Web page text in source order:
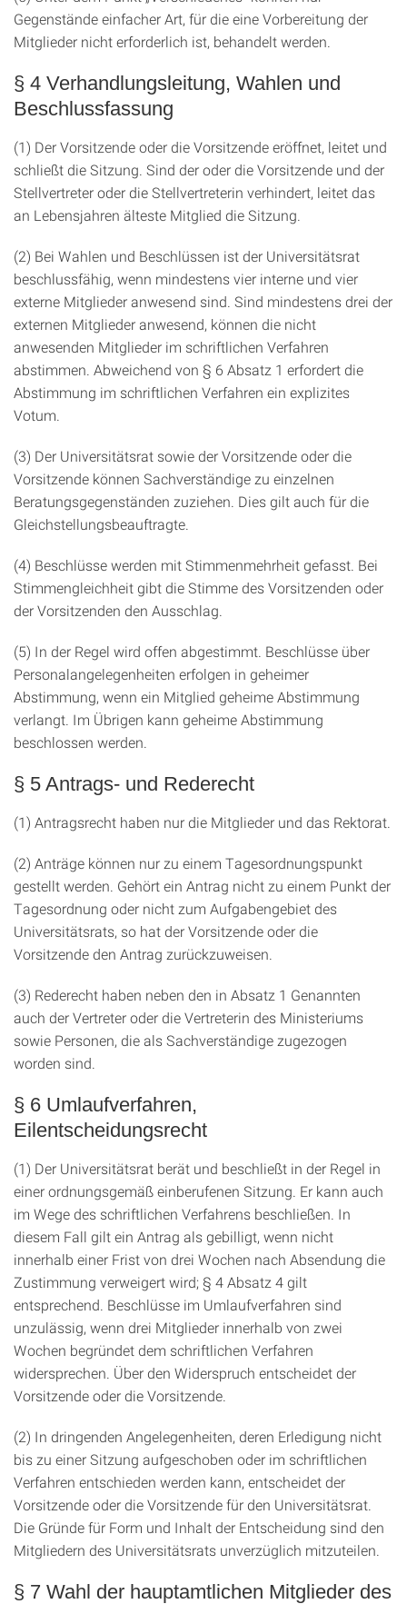
Gegenstände einfacher Art, für die eine Vorbereitung der
Mitglieder nicht erforderlich ist, behandelt werden.
§ 4 Verhandlungsleitung, Wahlen und
Beschlussfassung
(1) Der Vorsitzende oder die Vorsitzende eröffnet, leitet und
schließt die Sitzung. Sind der oder die Vorsitzende und der
Stellvertreter oder die Stellvertreterin verhindert, leitet das
an Lebensjahren älteste Mitglied die Sitzung.
(2) Bei Wahlen und Beschlüssen ist der Universitätsrat
beschlussfähig, wenn mindestens vier interne und vier
externe Mitglieder anwesend sind. Sind mindestens drei der
externen Mitglieder anwesend, können die nicht
anwesenden Mitglieder im schriftlichen Verfahren
abstimmen. Abweichend von § 6 Absatz 1 erfordert die
Abstimmung im schriftlichen Verfahren ein explizites
Votum.
(3) Der Universitätsrat sowie der Vorsitzende oder die
Vorsitzende können Sachverständige zu einzelnen
Beratungsgegenständen zuziehen. Dies gilt auch für die
Gleichstellungsbeauftragte.
(4) Beschlüsse werden mit Stimmenmehrheit gefasst. Bei
Stimmengleichheit gibt die Stimme des Vorsitzenden oder
der Vorsitzenden den Ausschlag.
(5) In der Regel wird offen abgestimmt. Beschlüsse über
Personalangelegenheiten erfolgen in geheimer
Abstimmung, wenn ein Mitglied geheime Abstimmung
verlangt. Im Übrigen kann geheime Abstimmung
beschlossen werden.
§ 5 Antrags- und Rederecht
(1) Antragsrecht haben nur die Mitglieder und das Rektorat.
(2) Anträge können nur zu einem Tagesordnungspunkt
gestellt werden. Gehört ein Antrag nicht zu einem Punkt der
Tagesordnung oder nicht zum Aufgabengebiet des
Universitätsrats, so hat der Vorsitzende oder die
Vorsitzende den Antrag zurückzuweisen.
(3) Rederecht haben neben den in Absatz 1 Genannten
auch der Vertreter oder die Vertreterin des Ministeriums
sowie Personen, die als Sachverständige zugezogen
worden sind.
§ 6 Umlaufverfahren,
Eilentscheidungsrecht
(1) Der Universitätsrat berät und beschließt in der Regel in
einer ordnungsgemäß einberufenen Sitzung. Er kann auch
im Wege des schriftlichen Verfahrens beschließen. In
diesem Fall gilt ein Antrag als gebilligt, wenn nicht
innerhalb einer Frist von drei Wochen nach Absendung die
Zustimmung verweigert wird; § 4 Absatz 4 gilt
entsprechend. Beschlüsse im Umlaufverfahren sind
unzulässig, wenn drei Mitglieder innerhalb von zwei
Wochen begründet dem schriftlichen Verfahren
widersprechen. Über den Widerspruch entscheidet der
Vorsitzende oder die Vorsitzende.
(2) In dringenden Angelegenheiten, deren Erledigung nicht
bis zu einer Sitzung aufgeschoben oder im schriftlichen
Verfahren entschieden werden kann, entscheidet der
Vorsitzende oder die Vorsitzende für den Universitätsrat.
Die Gründe für Form und Inhalt der Entscheidung sind den
Mitgliedern des Universitätsrats unverzüglich mitzuteilen.
§ 7 Wahl der hauptamtlichen Mitglieder des